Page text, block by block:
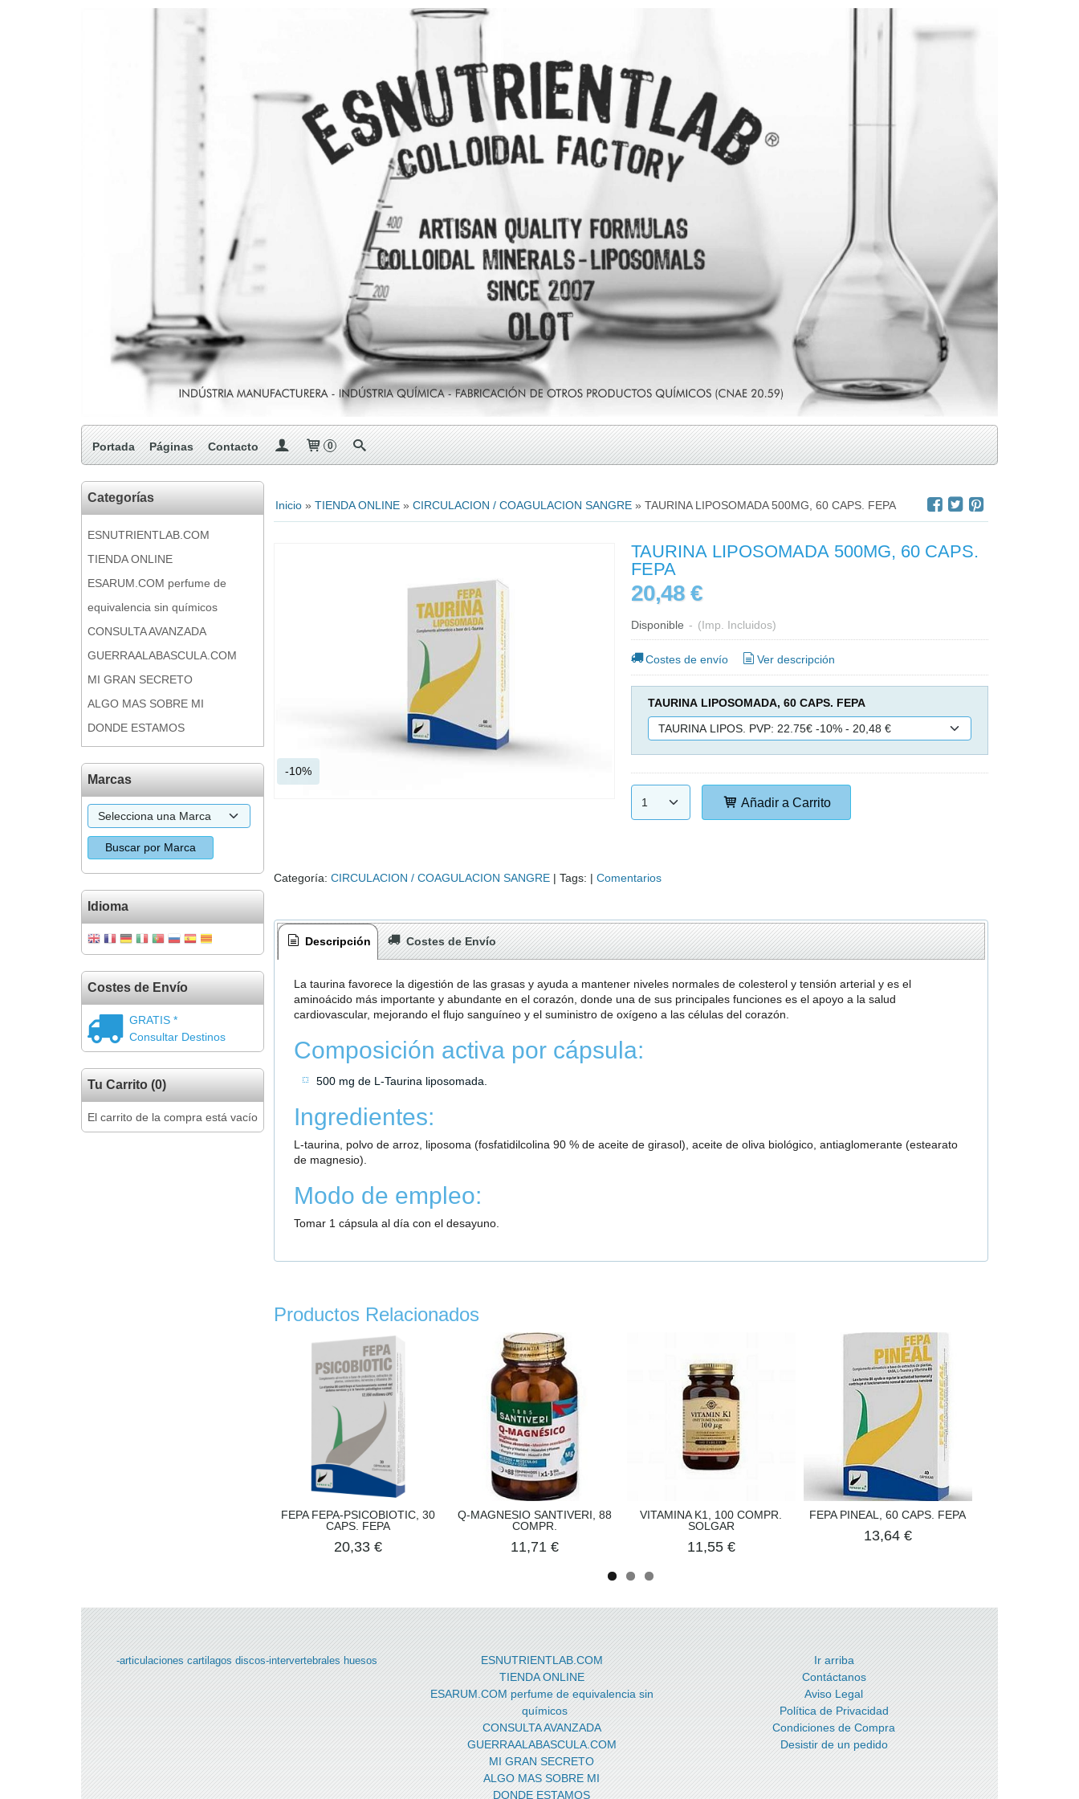
Portada Páginas Contacto 0
Categorías
ESNUTRIENTLAB.COM
TIENDA ONLINE
ESARUM.COM perfume de
equivalencia sin químicos
CONSULTA AVANZADA
GUERRAALABASCULA.COM
MI GRAN SECRETO
ALGO MAS SOBRE MI
DONDE ESTAMOS
Marcas
Idioma
Costes de Envío
GRATIS *
Consultar Destinos
Tu Carrito (0)
El carrito de la compra está vacío
Inicio» TIENDA ONLINE» CIRCULACION / COAGULACION SANGRE» TAURINA LIPOSOMADA 500MG, 60 CAPS. FEPA
-10%
TAURINA LIPOSOMADA 500MG, 60 CAPS.
FEPA
20,48 €
Disponible - (Imp. Incluidos)
Costes de envío Ver descripción
TAURINA LIPOSOMADA, 60 CAPS. FEPA
Añadir a Carrito
Categoría: CIRCULACION / COAGULACION SANGRE| Tags: | Comentarios
Descripción Costes de Envío
La taurina favorece la digestión de las grasas y ayuda a mantener niveles normales de colesterol y tensión arterial y es el
aminoácido más importante y abundante en el corazón, donde una de sus principales funciones es el apoyo a la salud
cardiovascular, mejorando el flujo sanguíneo y el suministro de oxígeno a las células del corazón.
Composición activa por cápsula:
500 mg de L-Taurina liposomada.
Ingredientes:
L-taurina, polvo de arroz, liposoma (fosfatidilcolina 90 % de aceite de girasol), aceite de oliva biológico, antiaglomerante (estearato
de magnesio).
Modo de empleo:
Tomar 1 cápsula al día con el desayuno.
Productos Relacionados
FEPA FEPA-PSICOBIOTIC, 30
CAPS. FEPA
20,33 €
Q-MAGNESIO SANTIVERI, 88
COMPR.
11,71 €
VITAMINA K1, 100 COMPR.
SOLGAR
11,55 €
FEPA PINEAL, 60 CAPS. FEPA
13,64 €
-articulaciones cartilagos discos-intervertebrales huesos
ESNUTRIENTLAB.COM
TIENDA ONLINE
ESARUM.COM perfume de equivalencia sin
químicos
CONSULTA AVANZADA
GUERRAALABASCULA.COM
MI GRAN SECRETO
ALGO MAS SOBRE MI
DONDE ESTAMOS
Ir arriba
Contáctanos
Aviso Legal
Política de Privacidad
Condiciones de Compra
Desistir de un pedido